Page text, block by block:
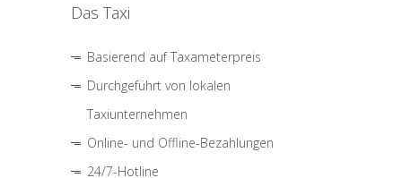
Das Taxi
Basierend auf Taxameterpreis
Durchgeführt von lokalen
Taxiunternehmen
Online- und Offline-Bezahlungen
24/7-Hotline